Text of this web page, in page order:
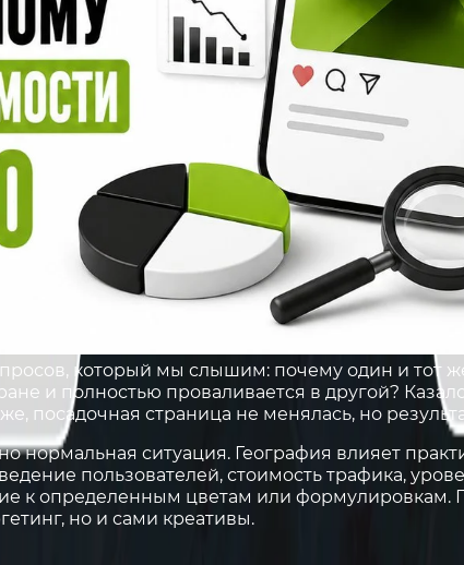
который мы слышим: почему один и тот
и полностью проваливается в другой?
посадочная страница не менялась, но
нормальная ситуация. География влияет
пользователей, стоимость трафика,
к определенным цветам или формулировкам.
но и сами креативы.